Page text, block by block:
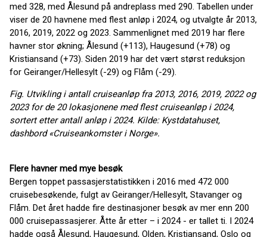
med 328, med Ålesund på andreplass med 290. Tabellen under
viser de 20 havnene med flest anløp i 2024, og utvalgte år 2013,
2016, 2019, 2022 og 2023. Sammenlignet med 2019 har flere
havner stor økning; Ålesund (+113), Haugesund (+78) og
Kristiansand (+73). Siden 2019 har det vært størst reduksjon
for Geiranger/Hellesylt (-29) og Flåm (-29).
Fig. Utvikling i antall cruiseanløp fra 2013, 2016, 2019, 2022 og
2023 for de 20 lokasjonene med flest cruiseanløp i 2024,
sortert etter antall anløp i 2024. Kilde: Kystdatahuset,
dashbord «Cruiseankomster i Norge».
Flere havner med mye besøk
Bergen toppet passasjerstatistikken i 2016 med 472 000
cruisebesøkende, fulgt av Geiranger/Hellesylt, Stavanger og
Flåm. Det året hadde fire destinasjoner besøk av mer enn 200
000 cruisepassasjerer. Åtte år etter – i 2024 - er tallet ti. I 2024
hadde også Ålesund, Haugesund, Olden, Kristiansand, Oslo og